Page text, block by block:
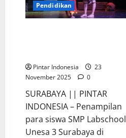
Pendidikan
Pintar Indonesia
23
November 2025
0
SURABAYA || PINTAR
INDONESIA – Penampilan
para siswa SMP Labschool
Unesa 3 Surabaya di